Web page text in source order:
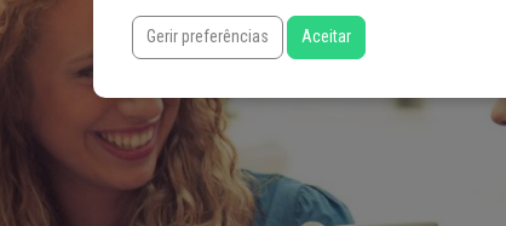
Gerir preferências Aceitar